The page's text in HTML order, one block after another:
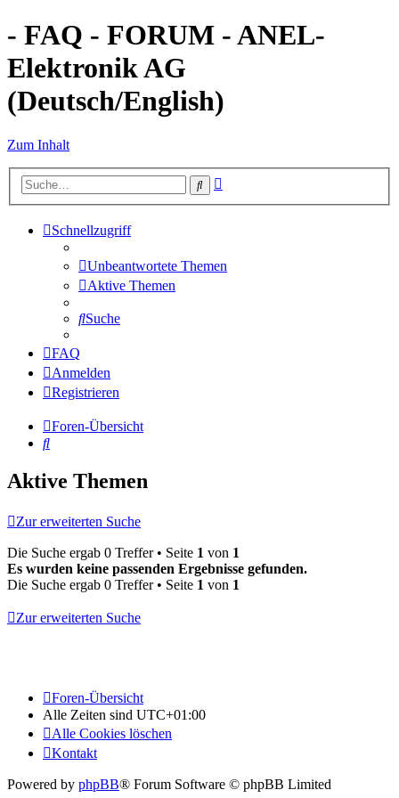
- FAQ - FORUM - ANEL-
Elektronik AG
(Deutsch/English)
Zum Inhalt
Suche
Schnellzugriff
Unbeantwortete Themen
Aktive Themen
Suche
FAQ
Anmelden
Registrieren
Foren-Übersicht
Suche
Aktive Themen
Zur erweiterten Suche
Die Suche ergab 0 Treffer • Seite 1 von 1
Es wurden keine passenden Ergebnisse gefunden.
Die Suche ergab 0 Treffer • Seite 1 von 1
Zur erweiterten Suche
Foren-Übersicht
Alle Zeiten sind UTC+01:00
Alle Cookies löschen
Kontakt
Powered by phpBB® Forum Software © phpBB Limited